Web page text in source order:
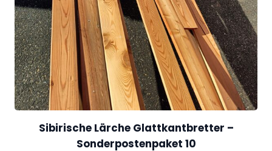
Sibirische Lärche Glattkantbretter –
Sonderpostenpaket 10